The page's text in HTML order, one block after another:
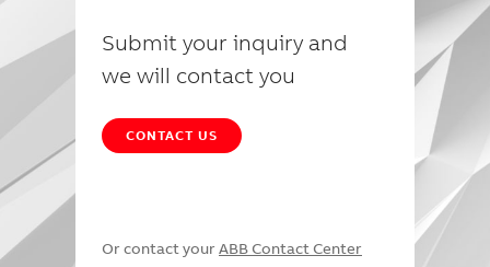
Submit your inquiry and
we will contact you
CONTACT US
Or contact your ABB Contact Center